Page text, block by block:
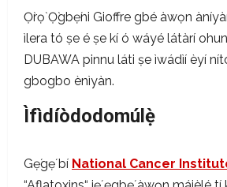
Ọ̀rọ̀ Ọ̀gbẹ́ni Gioffre gbé àwọn
ìlera tó ṣe é ṣe kí ó wáyé látàrí
DUBAWA pinnu láti ṣe ìwádìí èyí
gbogbo ènìyàn.
Ìfìdíòdodomúlẹ̀
Gẹ́gẹ́ bí National Cancer